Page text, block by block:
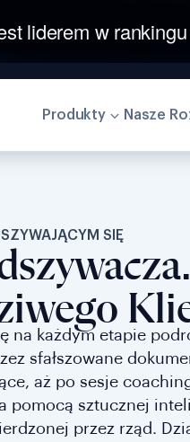
liderem w
Produkty Nasze
SIĘ
na każdym etapie
sfałszowane
aż po sesje
pomocą sztucznej
przez rząd.